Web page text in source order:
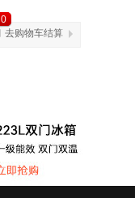
0
去购物车结算